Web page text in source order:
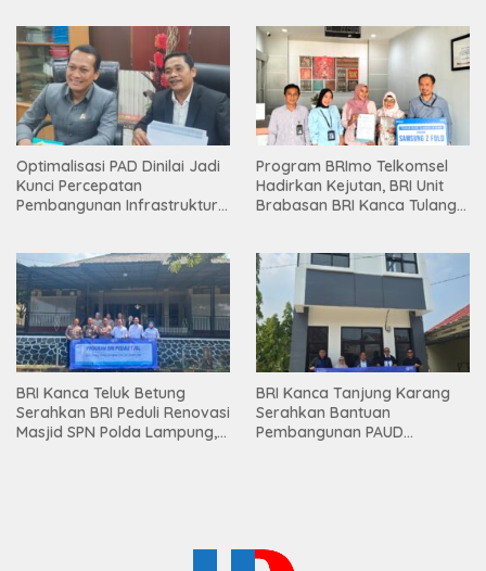
Optimalisasi PAD Dinilai Jadi
Kunci Percepatan
Pembangunan Infrastruktur
Program BRImo Telkomsel
Hadirkan Kejutan, BRI Unit
Brabasan BRI Kanca Tulang
Mesuji
BRI Kanca Teluk Betung
Serahkan BRI Peduli Renovasi
Masjid SPN Polda Lampung,
BRI Kanca Tanjung Karang
Serahkan Bantuan
Pembangunan PAUD